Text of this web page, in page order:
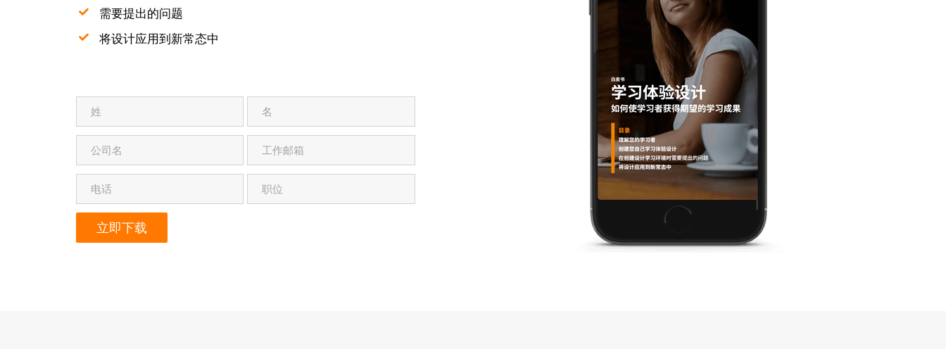
需要提出的问题
将设计应用到新常态中
立即下载